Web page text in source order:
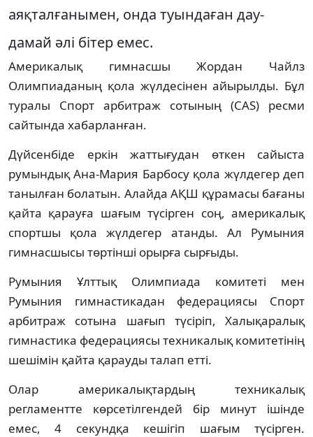
аяқталғанымен, онда туындаған дау-
дамай әлі бітер емес.
Америкалық гимнасшы Жордан Чайлз
Олимпиаданың қола жүлдесінен айырылды. Бұл
туралы Спорт арбитраж сотының (CAS) ресми
сайтында хабарланған.
Дүйсенбіде еркін жаттығудан өткен сайыста
румындық Ана‑Мария Барбосу қола жүлдегер деп
танылған болатын. Алайда АҚШ құрамасы бағаны
қайта қарауға шағым түсірген соң, америкалық
спортшы қола жүлдегер атанды. Ал Румыния
гимнасшысы төртінші орырға сырғыды.
Румыния Ұлттық Олимпиада комитеті мен
Румыния гимнастикадан федерациясы Спорт
арбитраж сотына шағып түсіріп, Халықаралық
гимнастика федерациясы техникалық комитетінің
шешімін қайта қарауды талап етті.
Олар америкалықтардың техникалық
регламентте көрсетілгендей бір минут ішінде
емес, 4 секундқа кешігіп шағым түсірген.